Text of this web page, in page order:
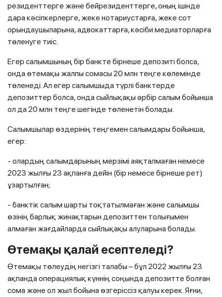
резиденттерге және бейрезиденттерге, оның ішінде
дара кәсіпкерлерге, жеке нотариустарға, жеке сот
орындаушыларына, адвокаттарға, кәсіби медиаторларға
төленуге тиіс.
Егер салымшының бір банкте бірнеше депозиті болса,
онда өтемақы жалпы сомасы 20 млн теңге көлемінде
төленеді. Ал егер салымшыда түрлі банктерде
депозиттер болса, онда сыйлықақы әрбір салым бойынша
ол да 20 млн теңге шегінде төленетін болады.
Салымшылар өздерінің теңгемен салымдары бойынша,
егер:
- олардың салымдарының мерзімі аяқталмаған немесе
2023 жылғы 23 ақпанға дейін (бір немесе бірнеше рет)
ұзартылған;
- банктік салым шарты тоқтатылмаған және салымшы
өзінің барлық жинақтарын депозиттен толығымен
алмаған жағдайларда сыйлықақы алуларына болады.
Өтемақы қалай есептеледі?
Өтемақы төлеудің негізгі талабы – бұл 2022 жылғы 23
ақпанда операциялық күннің соңында депозитте болған
сома және ол жыл бойына өзгеріссіз қалуы керек. Яғни,